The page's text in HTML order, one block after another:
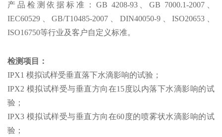
产品检测依据标准：GB 4208-93、GB 7000.1-2007、
IEC60529、GB/T10485-2007、DIN40050-9、ISO20653、
ISO16750等行业及客户自定义标准。
检测项目：
IPX1 模拟试样受垂直落下水滴影响的试验；
IPX2 模拟试样受与垂直方向在15度以内落下水滴影响的试
验；
IPX3 模拟试样受与垂直方向在60度的喷雾状水滴影响的试
验；